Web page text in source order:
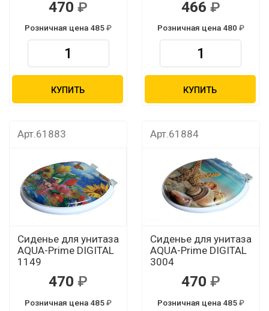
470
Розничная цена 485
КУПИТЬ
466
Розничная цена 480
КУПИТЬ
Арт.61883
Сиденье для унитаза
AQUA-Prime DIGITAL
1149
470
Розничная цена 485
Арт.61884
Сиденье для унитаза
AQUA-Prime DIGITAL
3004
470
Розничная цена 485